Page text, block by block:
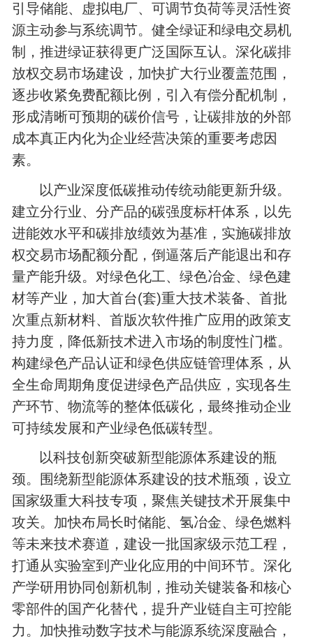
引导储能、虚拟电厂、可调节负荷等灵活性资
源主动参与系统调节。健全绿证和绿电交易机
制，推进绿证获得更广泛国际互认。深化碳排
放权交易市场建设，加快扩大行业覆盖范围，
逐步收紧免费配额比例，引入有偿分配机制，
形成清晰可预期的碳价信号，让碳排放的外部
成本真正内化为企业经营决策的重要考虑因
素。
以产业深度低碳推动传统动能更新升级。
建立分行业、分产品的碳强度标杆体系，以先
进能效水平和碳排放绩效为基准，实施碳排放
权交易市场配额分配，倒逼落后产能退出和存
量产能升级。对绿色化工、绿色冶金、绿色建
材等产业，加大首台(套)重大技术装备、首批
次重点新材料、首版次软件推广应用的政策支
持力度，降低新技术进入市场的制度性门槛。
构建绿色产品认证和绿色供应链管理体系，从
全生命周期角度促进绿色产品供应，实现各生
产环节、物流等的整体低碳化，最终推动企业
可持续发展和产业绿色低碳转型。
以科技创新突破新型能源体系建设的瓶
颈。围绕新型能源体系建设的技术瓶颈，设立
国家级重大科技专项，聚焦关键技术开展集中
攻关。加快布局长时储能、氢冶金、绿色燃料
等未来技术赛道，建设一批国家级示范工程，
打通从实验室到产业化应用的中间环节。深化
产学研用协同创新机制，推动关键装备和核心
零部件的国产化替代，提升产业链自主可控能
力。加快推动数字技术与能源系统深度融合，